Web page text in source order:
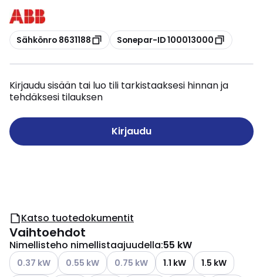
Kopioi
Sähkönro 8631188 Kopioi
Sonepar-ID 100013000
Kirjaudu sisään tai luo tili tarkistaaksesi hinnan ja
tehdäksesi tilauksen
Kirjaudu
Katso tuotedokumentit
Vaihtoehdot
Nimellisteho nimellistaajuudella:55 kW
Katso käytettävissä olevat vaihtoehdot
0.37 kW Katso käytettävissä olevat vaihtoehdot
0.55 kW Katso käytettävissä olevat
0.75 kW 1.1 kW
1.5 kW